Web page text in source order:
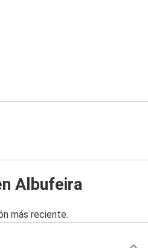
Albufeira
más reciente.